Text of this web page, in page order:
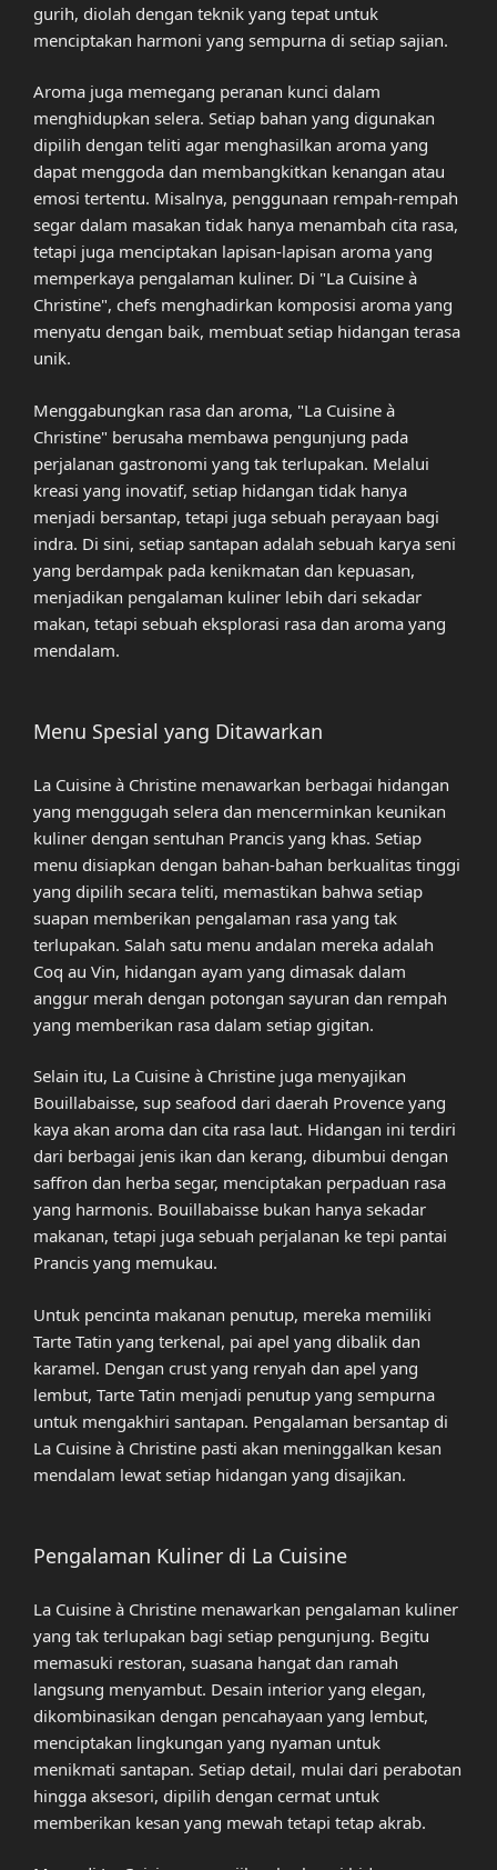
gurih, diolah dengan teknik yang tepat untuk
menciptakan harmoni yang sempurna di setiap sajian.
Aroma juga memegang peranan kunci dalam
menghidupkan selera. Setiap bahan yang digunakan
dipilih dengan teliti agar menghasilkan aroma yang
dapat menggoda dan membangkitkan kenangan atau
emosi tertentu. Misalnya, penggunaan rempah-rempah
segar dalam masakan tidak hanya menambah cita rasa,
tetapi juga menciptakan lapisan-lapisan aroma yang
memperkaya pengalaman kuliner. Di "La Cuisine à
Christine", chefs menghadirkan komposisi aroma yang
menyatu dengan baik, membuat setiap hidangan terasa
unik.
Menggabungkan rasa dan aroma, "La Cuisine à
Christine" berusaha membawa pengunjung pada
perjalanan gastronomi yang tak terlupakan. Melalui
kreasi yang inovatif, setiap hidangan tidak hanya
menjadi bersantap, tetapi juga sebuah perayaan bagi
indra. Di sini, setiap santapan adalah sebuah karya seni
yang berdampak pada kenikmatan dan kepuasan,
menjadikan pengalaman kuliner lebih dari sekadar
makan, tetapi sebuah eksplorasi rasa dan aroma yang
mendalam.
Menu Spesial yang Ditawarkan
La Cuisine à Christine menawarkan berbagai hidangan
yang menggugah selera dan mencerminkan keunikan
kuliner dengan sentuhan Prancis yang khas. Setiap
menu disiapkan dengan bahan-bahan berkualitas tinggi
yang dipilih secara teliti, memastikan bahwa setiap
suapan memberikan pengalaman rasa yang tak
terlupakan. Salah satu menu andalan mereka adalah
Coq au Vin, hidangan ayam yang dimasak dalam
anggur merah dengan potongan sayuran dan rempah
yang memberikan rasa dalam setiap gigitan.
Selain itu, La Cuisine à Christine juga menyajikan
Bouillabaisse, sup seafood dari daerah Provence yang
kaya akan aroma dan cita rasa laut. Hidangan ini terdiri
dari berbagai jenis ikan dan kerang, dibumbui dengan
saffron dan herba segar, menciptakan perpaduan rasa
yang harmonis. Bouillabaisse bukan hanya sekadar
makanan, tetapi juga sebuah perjalanan ke tepi pantai
Prancis yang memukau.
Untuk pencinta makanan penutup, mereka memiliki
Tarte Tatin yang terkenal, pai apel yang dibalik dan
karamel. Dengan crust yang renyah dan apel yang
lembut, Tarte Tatin menjadi penutup yang sempurna
untuk mengakhiri santapan. Pengalaman bersantap di
La Cuisine à Christine pasti akan meninggalkan kesan
mendalam lewat setiap hidangan yang disajikan.
Pengalaman Kuliner di La Cuisine
La Cuisine à Christine menawarkan pengalaman kuliner
yang tak terlupakan bagi setiap pengunjung. Begitu
memasuki restoran, suasana hangat dan ramah
langsung menyambut. Desain interior yang elegan,
dikombinasikan dengan pencahayaan yang lembut,
menciptakan lingkungan yang nyaman untuk
menikmati santapan. Setiap detail, mulai dari perabotan
hingga aksesori, dipilih dengan cermat untuk
memberikan kesan yang mewah tetapi tetap akrab.